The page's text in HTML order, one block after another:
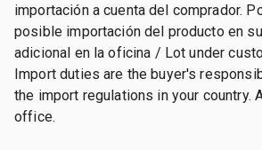
importación a cuenta del comprador.
posible importación del producto en
adicional en la oficina / Lot under
Import duties are the buyer's
the import regulations in your country.
office.